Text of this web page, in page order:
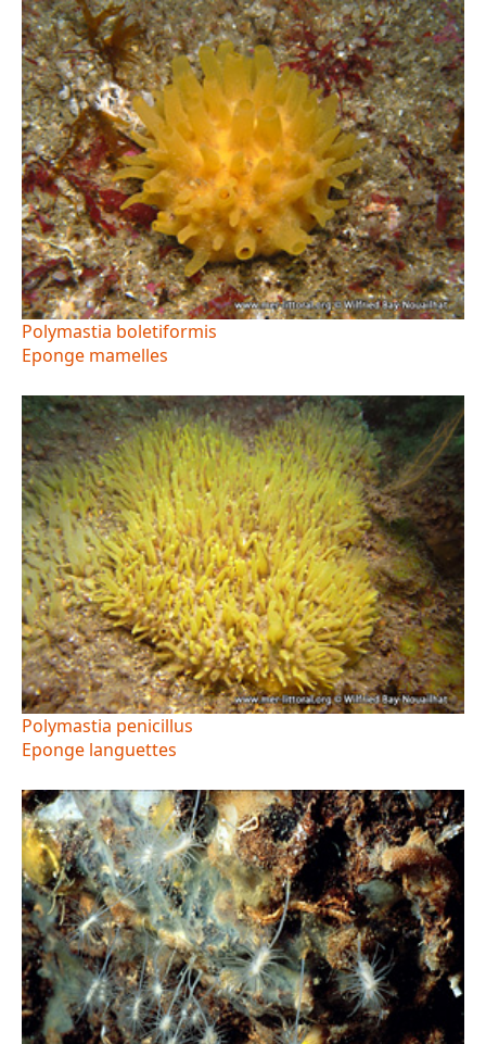
Polymastia boletiformis
Eponge mamelles
Polymastia penicillus
Eponge languettes